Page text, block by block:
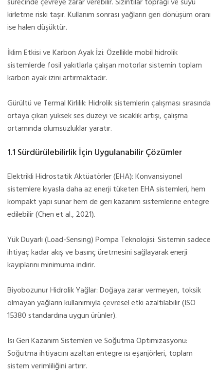
kirletme riski taşır. Kullanım sonrası yağların geri dönüşüm oranı
ise halen düşüktür.
İklim Etkisi ve Karbon Ayak İzi: Özellikle mobil hidrolik
sistemlerde fosil yakıtlarla çalışan motorlar sistemin toplam
karbon ayak izini artırmaktadır.
Gürültü ve Termal Kirlilik: Hidrolik sistemlerin çalışması sırasında
ortaya çıkan yüksek ses düzeyi ve sıcaklık artışı, çalışma
ortamında olumsuzluklar yaratır.
1.1 Sürdürülebilirlik İçin Uygulanabilir Çözümler
Elektrikli Hidrostatik Aktüatörler (EHA): Konvansiyonel
sistemlere kıyasla daha az enerji tüketen EHA sistemleri, hem
kompakt yapı sunar hem de geri kazanım sistemlerine entegre
edilebilir (Chen et al., 2021).
Yük Duyarlı (Load-Sensing) Pompa Teknolojisi: Sistemin sadece
ihtiyaç kadar akış ve basınç üretmesini sağlayarak enerji
kayıplarını minimuma indirir.
Biyobozunur Hidrolik Yağlar: Doğaya zarar vermeyen, toksik
olmayan yağların kullanımıyla çevresel etki azaltılabilir (ISO
15380 standardına uygun ürünler).
Isı Geri Kazanım Sistemleri ve Soğutma Optimizasyonu:
Soğutma ihtiyacını azaltan entegre ısı eşanjörleri, toplam
sistem verimliliğini artırır.